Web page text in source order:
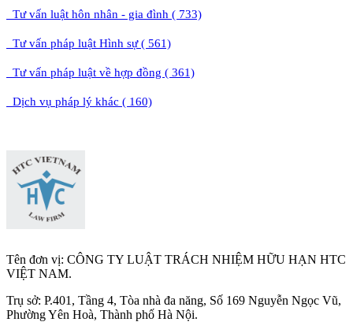
Tư vấn luật hôn nhân - gia đình ( 733)
Tư vấn pháp luật Hình sự ( 561)
Tư vấn pháp luật về hợp đồng ( 361)
Dịch vụ pháp lý khác ( 160)
Tên đơn vị: CÔNG TY LUẬT TRÁCH NHIỆM HỮU HẠN HTC
VIỆT NAM.
Trụ sở: P.401, Tầng 4, Tòa nhà đa năng, Số 169 Nguyễn Ngọc Vũ,
Phường Yên Hoà, Thành phố Hà Nội.